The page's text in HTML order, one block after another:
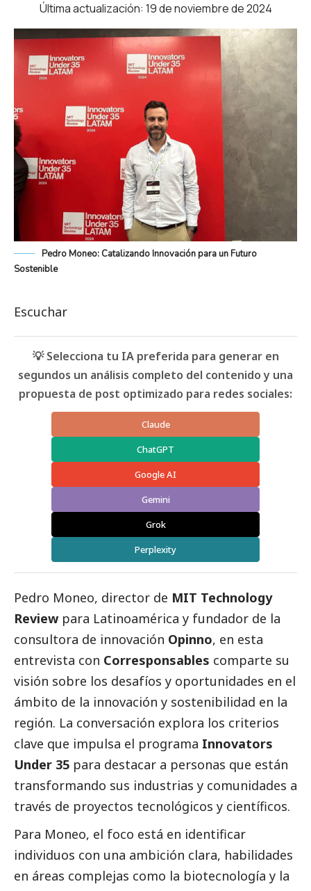
Última actualización: 19 de noviembre de 2024
Pedro Moneo: Catalizando Innovación para un Futuro
Sostenible
Escuchar
💡 Selecciona tu IA preferida para generar en
segundos un análisis completo del contenido y una
propuesta de post optimizado para redes sociales:
Claude
ChatGPT
Google AI
Gemini
Grok
Perplexity
Pedro Moneo, director de MIT Technology
Review para Latinoamérica y fundador de la
consultora de innovación Opinno, en esta
entrevista con Corresponsables comparte su
visión sobre los desafíos y oportunidades en el
ámbito de la innovación y sostenibilidad en la
región. La conversación explora los criterios
clave que impulsa el programa Innovators
Under 35 para destacar a personas que están
transformando sus industrias y comunidades a
través de proyectos tecnológicos y científicos.
Para Moneo, el foco está en identificar
individuos con una ambición clara, habilidades
en áreas complejas como la biotecnología y la